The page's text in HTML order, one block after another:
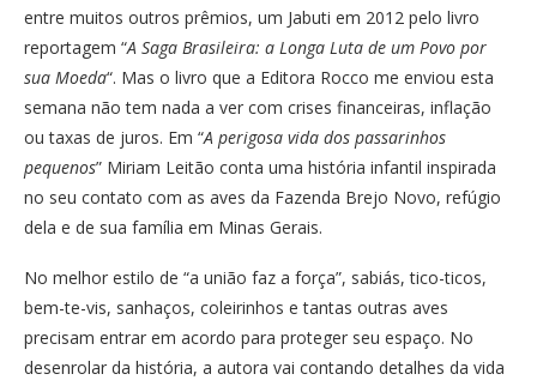
entre muitos outros prêmios, um Jabuti em 2012 pelo livro
reportagem “A Saga Brasileira: a Longa Luta de um Povo por
sua Moeda“. Mas o livro que a Editora Rocco me enviou esta
semana não tem nada a ver com crises financeiras, inflação
ou taxas de juros. Em “A perigosa vida dos passarinhos
pequenos” Miriam Leitão conta uma história infantil inspirada
no seu contato com as aves da Fazenda Brejo Novo, refúgio
dela e de sua família em Minas Gerais.
No melhor estilo de “a união faz a força”, sabiás, tico-ticos,
bem-te-vis, sanhaços, coleirinhos e tantas outras aves
precisam entrar em acordo para proteger seu espaço. No
desenrolar da história, a autora vai contando detalhes da vida